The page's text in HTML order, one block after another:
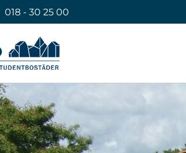
018 - 30 25 00